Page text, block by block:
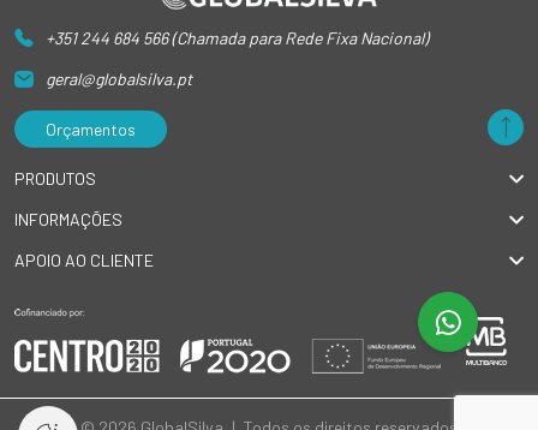
+351 244 684 566 (Chamada para Rede Fixa Nacional)
geral@globalsilva.pt
Orçamentos
PRODUTOS
INFORMAÇÕES
APOIO AO CLIENTE